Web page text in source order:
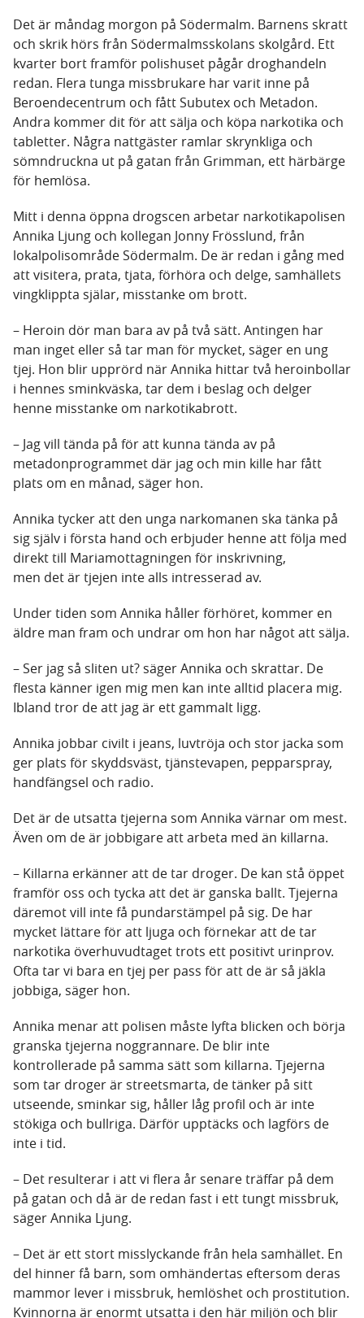
Det är måndag morgon på Södermalm. Barnens skratt
och skrik hörs från Södermalmsskolans skolgård. Ett
kvarter bort framför polishuset pågår droghandeln
redan. Flera tunga missbrukare har varit inne på
Beroendecentrum och fått Subutex och Metadon.
Andra kommer dit för att sälja och köpa narkotika och
tabletter. Några nattgäster ramlar skrynkliga och
sömndruckna ut på gatan från Grimman, ett härbärge
för hemlösa.
Mitt i denna öppna drogscen arbetar narkotikapolisen
Annika Ljung och kollegan Jonny Frösslund, från
lokalpolisområde Södermalm. De är redan i gång med
att visitera, prata, tjata, förhöra och delge, samhällets
vingklippta själar, misstanke om brott.
– Heroin dör man bara av på två sätt. Antingen har
man inget eller så tar man för mycket, säger en ung
tjej. Hon blir upprörd när Annika hittar två heroinbollar
i hennes sminkväska, tar dem i beslag och delger
henne misstanke om narkotikabrott.
– Jag vill tända på för att kunna tända av på
metadonprogrammet där jag och min kille har fått
plats om en månad, säger hon.
Annika tycker att den unga narkomanen ska tänka på
sig själv i första hand och erbjuder henne att följa med
direkt till Mariamottagningen för inskrivning,
men det är tjejen inte alls intresserad av.
Under tiden som Annika håller förhöret, kommer en
äldre man fram och undrar om hon har något att sälja.
– Ser jag så sliten ut? säger Annika och skrattar. De
flesta känner igen mig men kan inte alltid placera mig.
Ibland tror de att jag är ett gammalt ligg.
Annika jobbar civilt i jeans, luvtröja och stor jacka som
ger plats för skyddsväst, tjänstevapen, pepparspray,
handfängsel och radio.
Det är de utsatta tjejerna som Annika värnar om mest.
Även om de är jobbigare att arbeta med än killarna.
– Killarna erkänner att de tar droger. De kan stå öppet
framför oss och tycka att det är ganska ballt. Tjejerna
däremot vill inte få pundarstämpel på sig. De har
mycket lättare för att ljuga och förnekar att de tar
narkotika överhuvudtaget trots ett positivt urinprov.
Ofta tar vi bara en tjej per pass för att de är så jäkla
jobbiga, säger hon.
Annika menar att polisen måste lyfta blicken och börja
granska tjejerna noggrannare. De blir inte
kontrollerade på samma sätt som killarna. Tjejerna
som tar droger är streetsmarta, de tänker på sitt
utseende, sminkar sig, håller låg profil och är inte
stökiga och bullriga. Därför upptäcks och lagförs de
inte i tid.
– Det resulterar i att vi flera år senare träffar på dem
på gatan och då är de redan fast i ett tungt missbruk,
säger Annika Ljung.
– Det är ett stort misslyckande från hela samhället. En
del hinner få barn, som omhändertas eftersom deras
mammor lever i missbruk, hemlöshet och prostitution.
Kvinnorna är enormt utsatta i den här miljön och blir